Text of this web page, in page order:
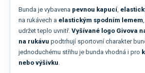
Bunda je vybavena pevnou kapucí,
na rukávech a elastickým spodním lemem
udržet teplo uvnitř. Vyšívané logo Givova
na rukávu podtrhují sportovní charakter
jednoduchému střihu je bunda vhodná i pro
nebo výšivku.